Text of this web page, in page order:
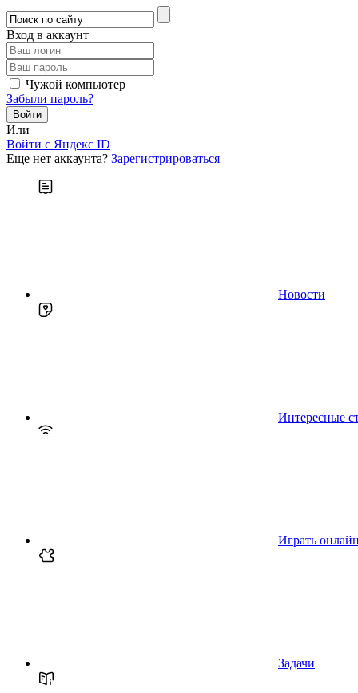
Вход в аккаунт
Чужой компьютер
Забыли пароль?
Или
Войти c Яндекс ID
Еще нет аккаунта? Зарегистрироваться
Новости
Интересные
Играть онлайн
Задачи